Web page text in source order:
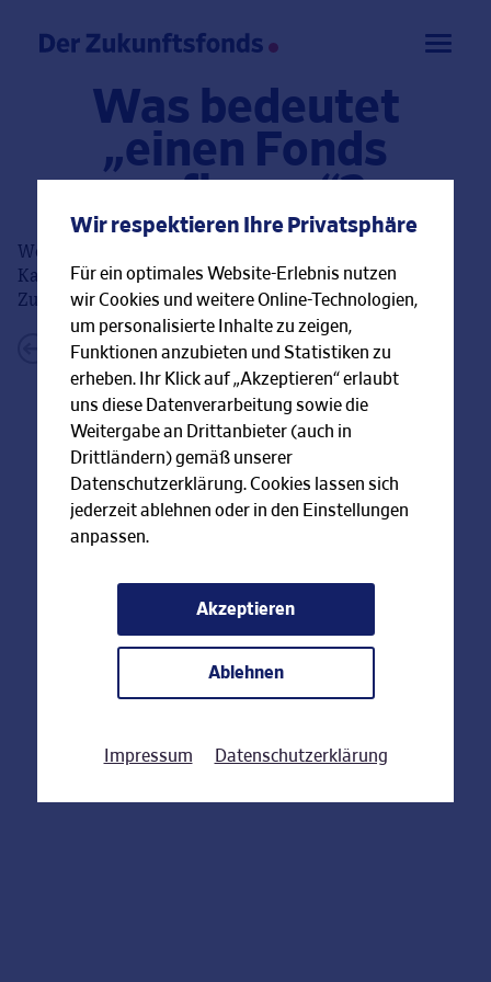
Was bedeutet
„einen Fonds
auflegen“?
Wer einen Fonds auflegt, gründet diesen. Das macht die
Kapitalverwaltungsgesellschaft. Dies ist bei Der
Zukunftsfonds die Hanseatische Investment-GmbH.
Zurück zur FAQ-Übersicht
Wir respektieren Ihre Privatsphäre
Für ein optimales Website-Erlebnis nutzen
wir Cookies und weitere Online-Technologien,
um personalisierte Inhalte zu zeigen,
Funktionen anzubieten und Statistiken zu
erheben. Ihr Klick auf „Akzeptieren“ erlaubt
uns diese Datenverarbeitung sowie die
Weitergabe an Drittanbieter (auch in
Drittländern) gemäß unserer
Datenschutzerklärung. Cookies lassen sich
jederzeit ablehnen oder in den Einstellungen
anpassen.
Akzeptieren
Ablehnen
Impressum Datenschutzerklärung